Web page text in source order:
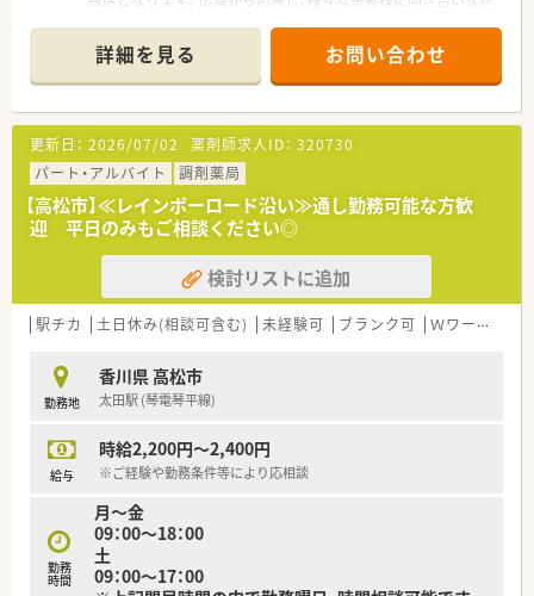
■大手チェーンならではの福利厚生、調剤設備、教育制度が整い
お仕事しやすい環境です。
■広域からの処方箋に対応している店舗です。枚数は比較的落
ち着いており、ゆったりとお仕事することが可能です。
〈会社の特徴〉
■中四国に200店舗以上展開する大手ドラッグストアです。さら
に増加中で成長性がある企業です。
■近年、関西方面にも店舗展開をしています。
■ドラッグストア併設調剤薬局を40店舗以上展開。
■店舗拡大に伴いキャリアアップできるポジションが多数あり！
頑張り次第で高給与も可能！
■日用品から医薬品・化粧品まで、従業員割引制度など支出を減
らせる嬉しいメリットもたくさんあります！
認知症カフェなどの地域貢献活動を行っています。
■設備機器を全店舗統一しており、分包機・軟膏ねり機・PTP除包
機の他にバーコード照合監査システムを全店に導入していま
■月3日まで希望休を出すことが出来るため、プライベートの予
定が立てやすい環境が整っています。
以外の取組に参加することができます。
■薬剤師の人員配置については、1人当たりの処方箋枚数が1日
20～25枚程度になるように配置されてます。
余裕をもった人員配置で患者さまの対応にしっかりと時間を
詳細を見る お問い合わせ
更新日： 2026/07/02 薬剤師求人ID： 320730
パート・アルバイト
調剤薬局
【高松市】≪レインボーロード沿い≫通し勤務可能な方歓
迎 平日のみもご相談ください◎
検討リストに追加
駅チカ 土日休み(相談可含む) 未経験可 ブランク可 Ｗワーク可
勤務地
香川県 高松市
太田駅 (琴電琴平線)
給与
時給2,200円～2,400円
※ご経験や勤務条件等により応相談
勤務
時間
月～金
09：00～18：00
土
09：00～17：00